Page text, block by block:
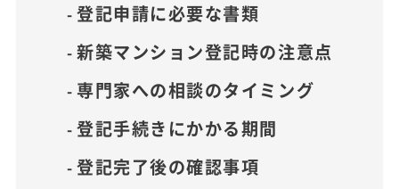
登記申請に必要な書類
新築マンション登記時の注意点
専門家への相談のタイミング
登記手続きにかかる期間
登記完了後の確認事項